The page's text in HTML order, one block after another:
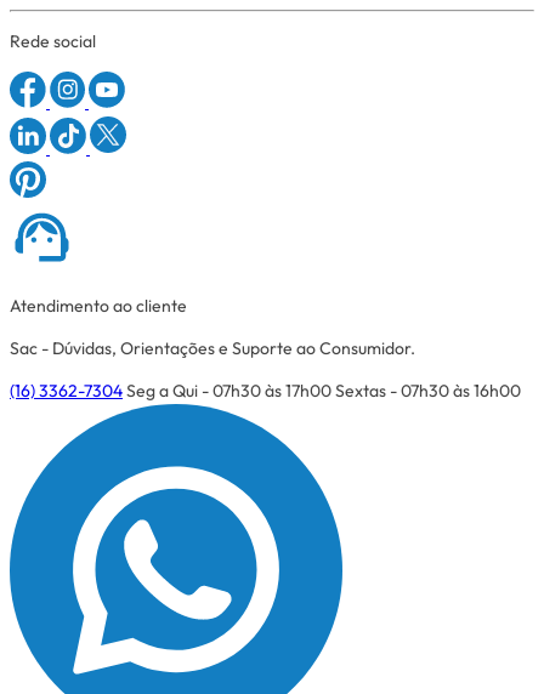
Rede social
Atendimento ao cliente
Sac - Dúvidas, Orientações e Suporte ao Consumidor.
(16) 3362-7304Seg a Qui - 07h30 às 17h00Sextas - 07h30 às 16h00